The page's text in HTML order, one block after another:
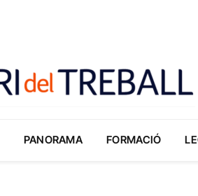
PANORAMA FORMACIÓ